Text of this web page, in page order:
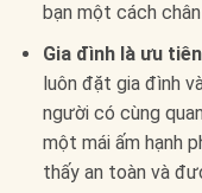
bạn một cách
Gia đình là ưu
luôn đặt gia đình
người có cùng
một mái ấm hạnh
thấy an toàn và